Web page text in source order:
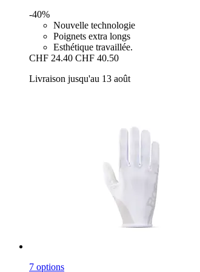
-40%
Nouvelle technologie
Poignets extra longs
Esthétique travaillée.
CHF 24.40 CHF 40.50
Livraison jusqu'au 13 août
7 options